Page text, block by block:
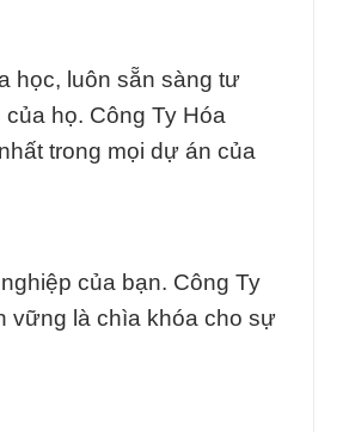
học, luôn sẵn sàng tư
họ. Công Ty Hóa
trong mọi dự án của
của bạn. Công Ty
vững là chìa khóa cho sự